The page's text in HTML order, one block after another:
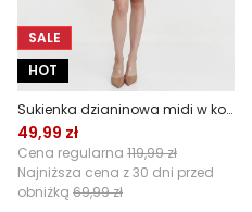
SALE
HOT
Sukienka dzianinowa midi w kolorze ciemnej zieleni
49,99 zł
Cena regularna 119,99 zł
Najniższa cena z 30 dni przed
obniżką 69,99 zł